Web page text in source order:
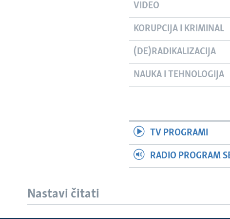
VIDEO
KORUPCIJA I KRIMINAL
(DE)RADIKALIZACIJA
NAUKA I TEHNOLOGIJA
TV PROGRAMI
RADIO PROGRAM
Nastavi čitati